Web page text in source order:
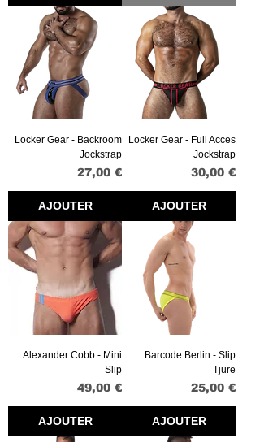
Locker Gear - Backroom
Jockstrap
Prix
27,00 €
AJOUTER
Locker Gear - Full Acces
Jockstrap
Prix
30,00 €
AJOUTER
Alexander Cobb - Mini
Slip
Prix
49,00 €
AJOUTER
Barcode Berlin - Slip
Tjure
Prix
25,00 €
AJOUTER